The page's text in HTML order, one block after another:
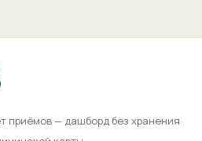
приёмов — дашборд без хранения